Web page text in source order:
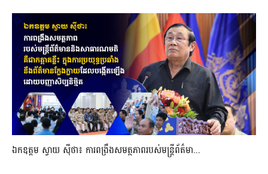
ឯកឧត្តម ស្វាយ ស៊ីថា៖ ការពង្រឹងសមត្ថភាពរបស់មន្ត្រីព័ត៌មា...